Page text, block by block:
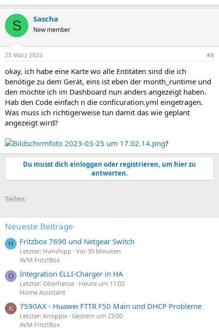
S Sascha
New member
25 März 2023 #8
okay, ich habe eine Karte wo alle Entitäten sind die ich
benötige zu dem Gerät, eins ist eben der month_runtime und
den möchte ich im Dashboard nun anders angezeigt haben.
Hab den Code einfach n die conficuration.yml eingetragen.
Was muss ich richtigerweise tun damit das wie geplant
angezeigt wird?
?
Du musst dich einloggen oder registrieren, um hier zu
antworten.
Teilen:
Neueste Beiträge
H Fritzbox 7690 und Netgear Switch
Letzter: Hanshipp Vor 39 Minuten
AVM Fritz!Box
O Integration ELLI-Charger in HA
Letzter: Oberhesse Heute um 11:02
Home Assistant
K 7590AX - Huawei FTTR F50 Main und DHCP Probleme
Letzter: Knoppix Gestern um 23:00
AVM Fritz!Box